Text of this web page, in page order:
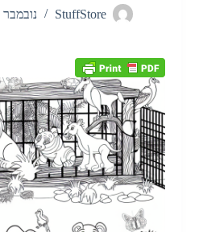
StuffStore נובמבר 29, 2024